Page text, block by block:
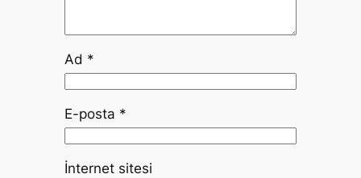
Ad *
E-posta *
İnternet sitesi